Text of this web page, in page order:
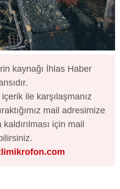
kaynağı İhlas Haber
ile karşılaşmanız
mail adresimize
için mail